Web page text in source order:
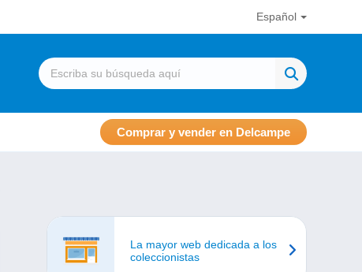
Español
Comprar y vender en Delcampe
La mayor web dedicada a los
coleccionistas